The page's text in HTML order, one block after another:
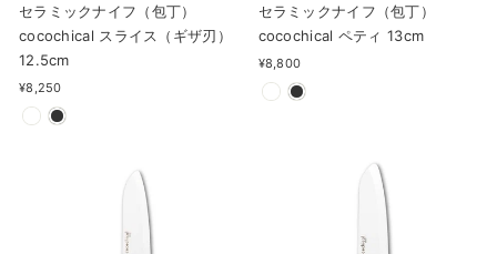
セラミックナイフ（包丁）
cocochical スライス（ギザ刃）
12.5cm
¥8,250
セラミックナイフ（包丁）
cocochical ペティ 13cm
¥8,800